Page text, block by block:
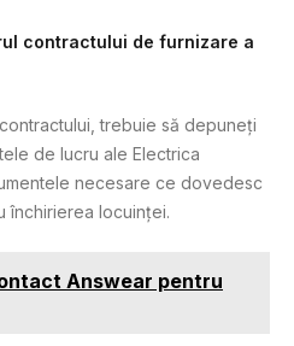
contractului de furnizare a
trebuie să depuneți
de lucru ale Electrica
necesare ce dovedesc
închirierea locuinței.
Answear pentru